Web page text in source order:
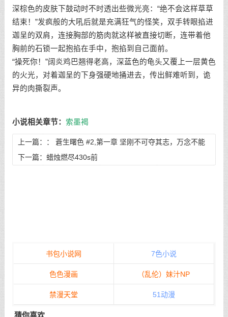
深棕色的皮肤下鼓动时不时透出些微光亮：“绝不会这样草草
结束！”发疯般的大吼后就是充满狂气的怪笑，双手转眼掐进
迦呈的双肩，连接胸部的筋肉就这样被直接切断，连带着他
胸前的石锁一起抱掐在手中，抱掐到自己面前。
“操死你！”阔炎鸡巴翘得老高，深蓝色的龟头又覆上一层黄色
的火光，对着迦呈的下身强硬地捅进去，传出鲜难听到，诡
异的肉撕裂声。
小说相关章节： 索墨褐
上一篇：： 蒼生曙色 #2,第一章 坚刚不可夺其志，万念不能
乱其心
下一篇： 蜡烛燃尽430s前
书包小说网 7色小说
色色漫画 （乱伦）妹汁NP
禁漫天堂 51动漫
猜你喜欢